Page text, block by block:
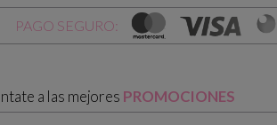
PAGO SEGURO:
a las mejores PROMOCIONES